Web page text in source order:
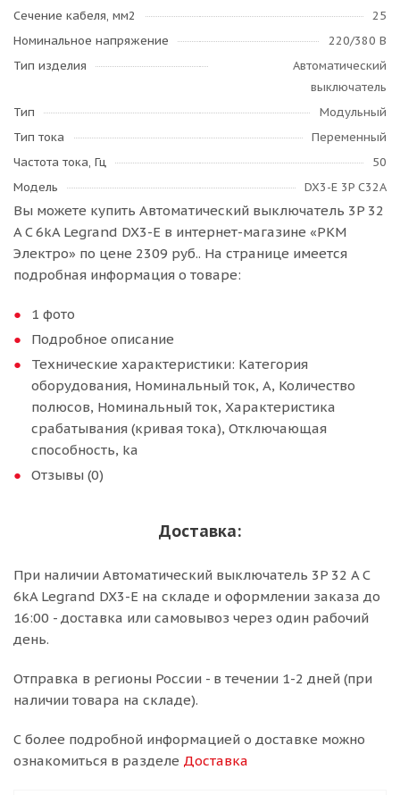
Сечение кабеля, мм2
25
Номинальное напряжение
220/380 В
Тип изделия
Автоматический
выключатель
Тип
Модульный
Тип тока
Переменный
Частота тока, Гц
50
Модель
DX3-E 3P C32A
Вы можете купить Автоматический выключатель 3P 32
A C 6kA Legrand DX3-E в интернет-магазине «РКМ
Электро» по цене 2309 руб.. На странице имеется
подробная информация о товаре:
1 фото
Подробное описание
Технические характеристики: Категория
оборудования, Номинальный ток, А, Количество
полюсов, Номинальный ток, Характеристика
срабатывания (кривая тока), Отключающая
способность, ka
Отзывы (0)
Доставка:
При наличии Автоматический выключатель 3P 32 A C
6kA Legrand DX3-E на складе и оформлении заказа до
16:00 - доставка или самовывоз через один рабочий
день.
Отправка в регионы России - в течении 1-2 дней (при
наличии товара на складе).
С более подробной информацией о доставке можно
ознакомиться в разделе Доставка